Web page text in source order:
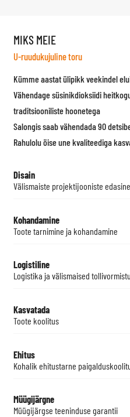
MIKS MEIE
U-ruudukujuline toru
Kümme aastat ülipikk veekindel
Vähendage süsinikdioksiidi
traditsiooniliste hoonetega
Salongis saab vähendada 90
Rahulolu öise une kvaliteediga
Disain
Välismaiste projektijooniste
Kohandamine
Toote tarnimine ja kohandamine
Logistiline
Logistika ja välismaised
Kasvatada
Toote koolitus
Ehitus
Kohalik ehitustarne
Müügijärgne
Müügijärgse teeninduse garantii